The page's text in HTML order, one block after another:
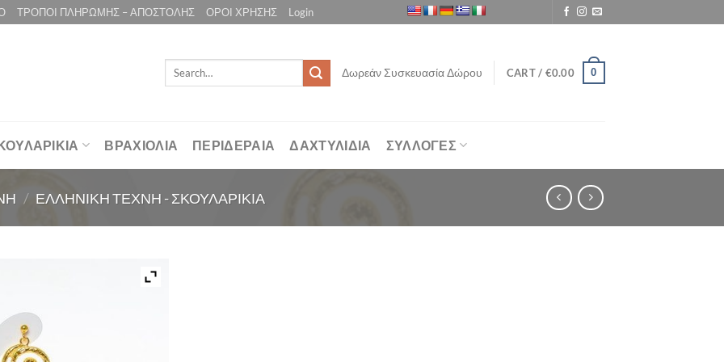
ΤΡΟΠΟΙ ΠΛΗΡΩΜΗΣ – ΑΠΟΣΤΟΛΗΣ ΟΡΟΙ ΧΡΗΣΗΣ Login
Search
Δωρεάν Συσκευασία Δώρου CART / €0.00 0
ΒΡΑΧΙΟΛΙΑ ΠΕΡΙΔΕΡΑΙΑ ΔΑΧΤΥΛΙΔΙΑ ΣΥΛΛΟΓΕΣ
/ ΕΛΛΗΝΙΚΗ ΤΕΧΝΗ - ΣΚΟΥΛΑΡΙΚΙΑ